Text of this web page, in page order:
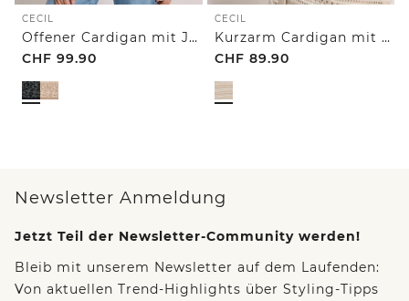
CECIL
Offener Cardigan mit Jacquard-Muster
CHF 99.90
CECIL
Kurzarm Cardigan mit Polokragen
CHF 89.90
Newsletter Anmeldung
Jetzt Teil der Newsletter-Community werden!
Bleib mit unserem Newsletter auf dem Laufenden:
Von aktuellen Trend-Highlights über Styling-Tipps